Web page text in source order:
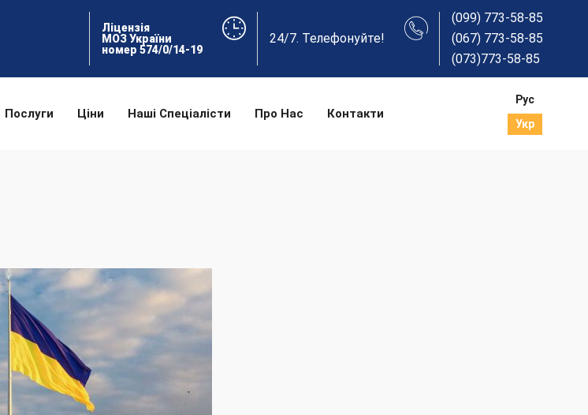
Ліцензія
МОЗ України
номер 574/0/14-19
24/7. Телефонуйте!
(099) 773-58-85
(067) 773-58-85
(073)773-58-85
Послуги Ціни Наші Спеціалісти Про Нас Контакти
Рус
Укр